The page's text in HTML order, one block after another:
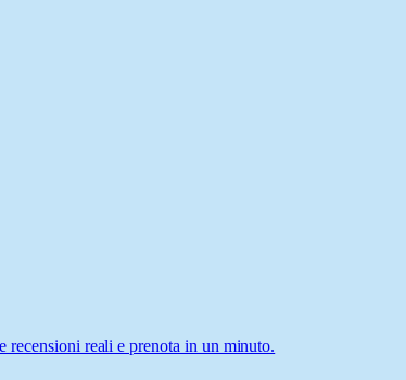
reali e prenota in un minuto.